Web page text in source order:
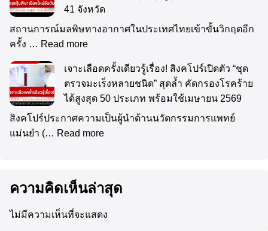
41 จังหวัด
สถานการณ์มลพิษทางอากาศในประเทศไทยเข้าขั้นวิกฤตอีก
ครั้ง … Read more
เจาะเลือดครั้งเดียวรู้เรื่อง! สิงคโปร์เปิดตัว “ชุด
ตรวจมะเร็งหลายชนิด” สุดล้ำ คัดกรองโรคร้าย
ได้สูงสุด 50 ประเภท พร้อมใช้เมษายน 2569
สิงคโปร์ประกาศความเป็นผู้นำด้านนวัตกรรมการแพทย์
แม่นยำ (… Read more
ความคิดเห็นล่าสุด
ไม่มีความเห็นที่จะแสดง